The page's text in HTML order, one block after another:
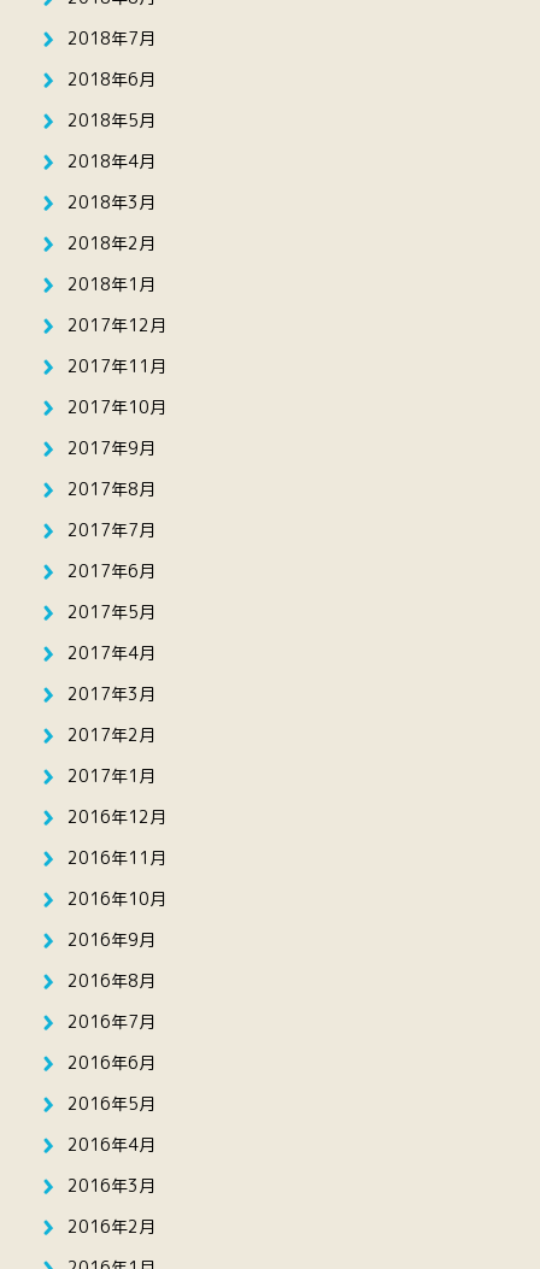
2018年7月
2018年6月
2018年5月
2018年4月
2018年3月
2018年2月
2018年1月
2017年12月
2017年11月
2017年10月
2017年9月
2017年8月
2017年7月
2017年6月
2017年5月
2017年4月
2017年3月
2017年2月
2017年1月
2016年12月
2016年11月
2016年10月
2016年9月
2016年8月
2016年7月
2016年6月
2016年5月
2016年4月
2016年3月
2016年2月